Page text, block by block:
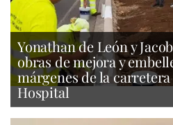
Yonathan de León y
obras de mejora y
márgenes de la
Hospital